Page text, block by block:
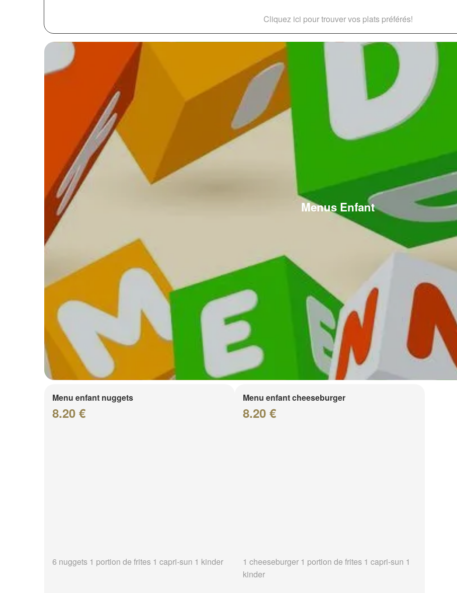
Cliquez ici pour trouver vos plats préférés!
Menus Enfant
Menu enfant nuggets
8.20 €
6 nuggets 1 portion de frites 1 capri-sun 1 kinder
Menu enfant cheeseburger
8.20 €
1 cheeseburger 1 portion de frites 1 capri-sun 1
kinder